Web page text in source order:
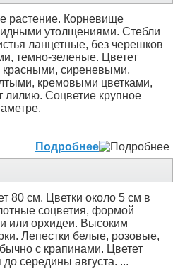
растение. Корневище
утолщениями. Стебли
ланцетные, без черешков
темно-зеленые. Цветет
сиреневыми,
кремовыми цветками,
лилию. Соцветие крупное
Подробнее
80 см. Цветки около 5 см в
соцветия, формой
или орхидеи. Высоким
Лепестки белые, розовые,
с крапинами. Цветет
середины августа. ...